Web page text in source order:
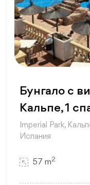
Бунгало с
Кальпе, 1
Imperial Park,
Испания
57 m2